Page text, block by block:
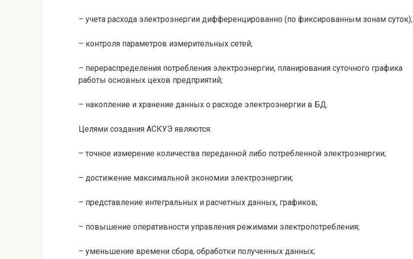
– учета расхода электроэнергии дифференцированно (по фиксированным зонам суток);
– контроля параметров измерительных сетей;
– перераспределения потребления электроэнергии, планирования суточного графика
работы основных цехов предприятий;
– накопление и хранение данных о расходе электроэнергии в БД.
Целями создания АСКУЭ являются:
– точное измерение количества переданной либо потребленной электроэнергии;
– достижение максимальной экономии электроэнергии;
– представление интегральных и расчетных данных, графиков;
– повышение оперативности управления режимами электропотребления;
– уменьшение времени сбора, обработки полученных данных;